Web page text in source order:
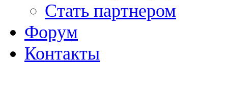
Стать партнером
Форум
Контакты